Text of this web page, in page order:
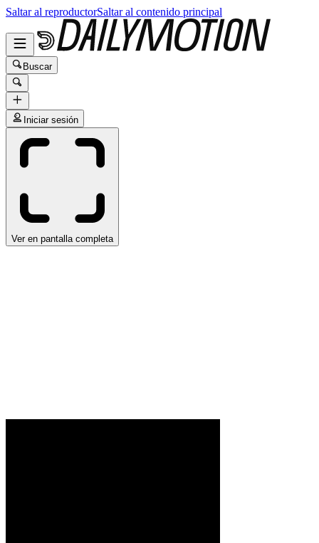
Saltar al reproductorSaltar al contenido principal
Buscar
Iniciar sesión
Ver en pantalla completa